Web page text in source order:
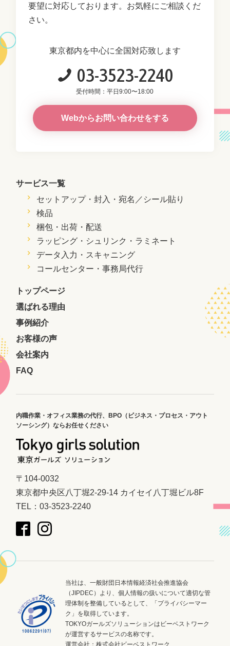
要望に対応しております。お気軽にご相談くだ
さい。
東京都内を中心に全国対応致します
03-3523-2240
受付時間：平日9:00〜18:00
Webからお問い合わせをする
サービス一覧
セットアップ・封入・宛名／シール貼り
検品
梱包・出荷・配送
ラッピング・シュリンク・ラミネート
データ入力・スキャニング
コールセンター・事務局代行
トップページ
選ばれる理由
事例紹介
お客様の声
会社案内
FAQ
内職作業・オフィス業務の代行、BPO（ビジネス・プロセス・アウト
ソーシング）ならお任せください
〒104-0032
東京都中央区八丁堀2-29-14 カイセイ八丁堀ビル8F
TEL：03-3523-2240
当社は、一般財団日本情報経済社会推進協会
（JIPDEC）より、個人情報の扱いについて適切な管
理体制を整備しているとして、「プライバシーマー
ク」を取得しています。
TOKYOガールズソリューションはビーベストワーク
が運営するサービスの名称です。
運営会社：株式会社ビーベストワーク